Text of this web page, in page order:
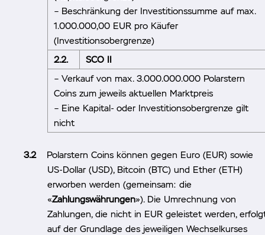
– Beschränkung der Investitionssumme auf max.
1.000.000,00 EUR pro Käufer
(Investitionsobergrenze)
2.2.
SCO II
– Verkauf von max. 3.000.000.000 Polarstern
Coins zum jeweils aktuellen Marktpreis
– Eine Kapital- oder Investitionsobergrenze gilt
nicht
Polarstern Coins können gegen Euro (EUR) sowie
US-Dollar (USD), Bitcoin (BTC) und Ether (ETH)
erworben werden (gemeinsam: die
«Zahlungswährungen»). Die Umrechnung von
Zahlungen, die nicht in EUR geleistet werden,
auf der Grundlage des jeweiligen Wechselkurses